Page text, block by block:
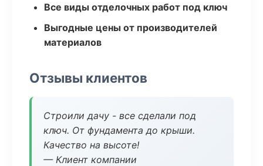
Все виды отделочных работ под ключ
Выгодные цены от производителей
материалов
Отзывы клиентов
Строили дачу - все сделали под
ключ. От фундамента до крыши.
Качество на высоте!
— Клиент компании